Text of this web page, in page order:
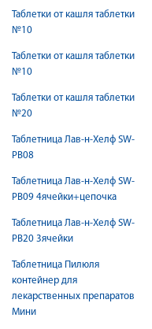
Таблетки от кашля таблетки
№10
Таблетки от кашля таблетки
№10
Таблетки от кашля таблетки
№20
Таблетница Лав-н-Хелф SW-
PB08
Таблетница Лав-н-Хелф SW-
PB09 4ячейки+цепочка
Таблетница Лав-н-Хелф SW-
PB20 3ячейки
Таблетница Пилюля
контейнер для
лекарственных препаратов
Мини